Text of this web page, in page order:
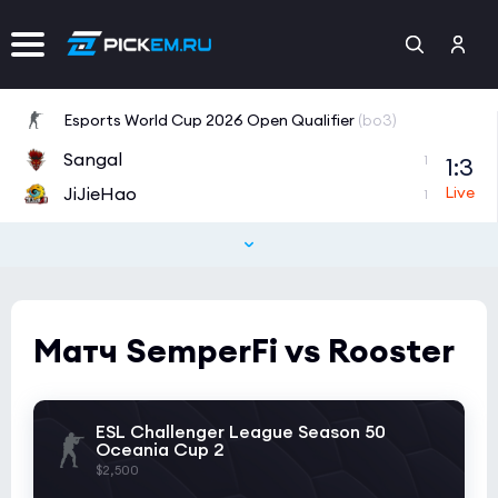
Esports World Cup 2026 Open Qualifier (bo3)
Sangal 1
JiJieHao 1
1:3
Esports World Cup 2026 Open Qualifier
Esports World Cup 2026 Open Qualifier(bo3)
Spirit HU
Acend
4:12
Матч SemperFi vs Rooster
ESL Challenger League Season 50
Oceania Cup 2
$2,500